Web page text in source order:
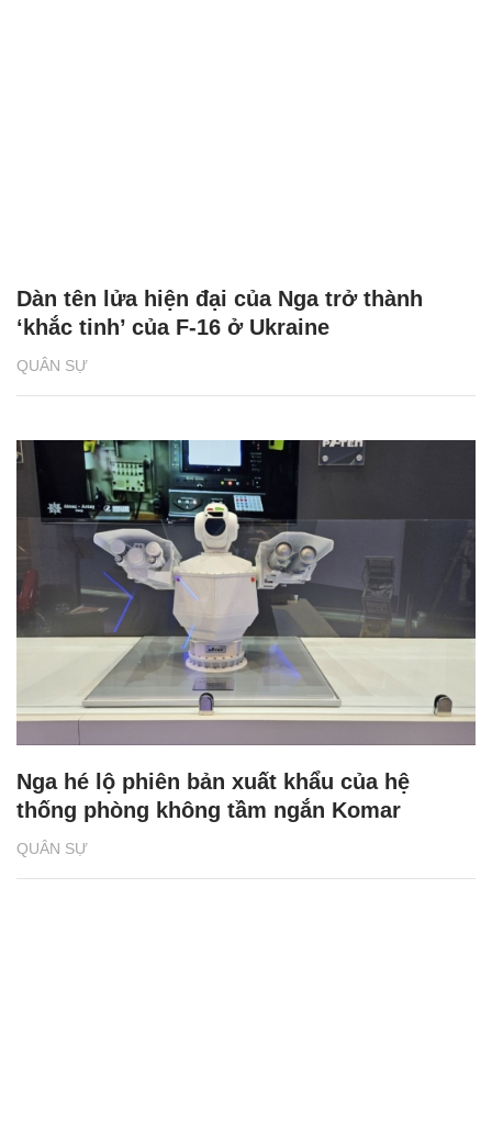
QUÂN SỰ
Dàn tên lửa hiện đại của Nga trở thành
‘khắc tinh’ của F-16 ở Ukraine
QUÂN SỰ
Nga hé lộ phiên bản xuất khẩu của hệ
thống phòng không tầm ngắn Komar